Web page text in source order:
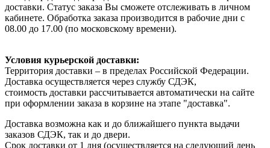
доставки. Статус заказа Вы сможете отслеживать в личном
кабинете. Обработка заказа производится в рабочие дни с
08.00 до 17.00 (по московскому времени).
Условия курьерской доставки:
Территория доставки – в пределах Российской Федерации.
Доставка осуществляется через службу СДЭК,
стоимость доставки рассчитывается автоматически на сайте
при оформлении заказа в корзине на этапе "доставка".
Доставка возможна как и до ближайшего пункта выдачи
заказов СДЭК, так и до двери.
Срок доставки от 1 дня (осуществляется на следующий день